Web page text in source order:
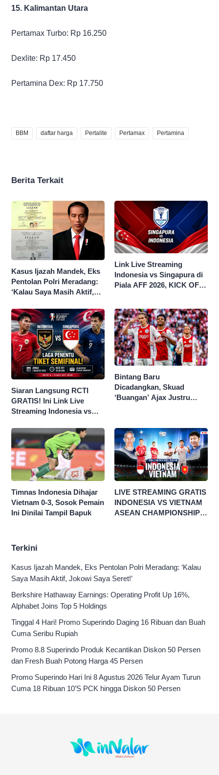
15. Kalimantan Utara
Pertamax Turbo: Rp 16.250
Dexlite: Rp 17.450
Pertamina Dex: Rp 17.750
BBM daftar harga Pertalite Pertamax Pertamina
Berita Terkait
Kasus Ijazah Mandek, Eks
Pentolan Polri Meradang:
‘Kalau Saya Masih Aktif,
Link Live Streaming
Indonesia vs Singapura di
Piala AFF 2026, KICK OFF
Siaran Langsung RCTI
GRATIS! Ini Link Live
Streaming Indonesia vs
2026
Bintang Baru
Dicadangkan, Skuad
‘Buangan’ Ajax Justru
Timnas Indonesia Dihajar
Vietnam 0-3, Sosok Pemain
Ini Dinilai Tampil Bapuk
LIVE STREAMING GRATIS
INDONESIA VS VIETNAM
ASEAN CHAMPIONSHIP
Terkini
Kasus Ijazah Mandek, Eks Pentolan Polri Meradang: ‘Kalau
Saya Masih Aktif, Jokowi Saya Seret!’
Berkshire Hathaway Earnings: Operating Profit Up 16%,
Alphabet Joins Top 5 Holdings
Tinggal 4 Hari! Promo Superindo Daging 16 Ribuan dan Buah
Cuma Seribu Rupiah
Promo 8.8 Superindo Produk Kecantikan Diskon 50 Persen
dan Fresh Buah Potong Harga 45 Persen
Promo Superindo Hari Ini 8 Agustus 2026 Telur Ayam Turun
Cuma 18 Ribuan 10’S PCK hingga Diskon 50 Persen